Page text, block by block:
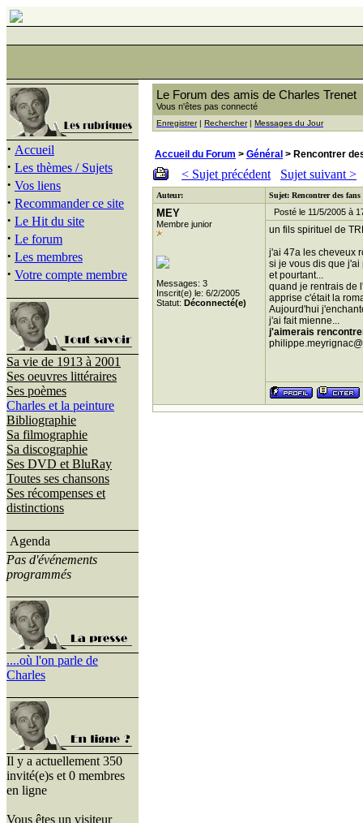
· Accueil
· Les thèmes / Sujets
· Vos liens
· Recommander ce site
· Le Hit du site
· Le forum
· Les membres
· Votre compte membre
Sa vie de 1913 à 2001
Ses oeuvres littéraires
Ses poèmes
Charles et la peinture
Bibliographie
Sa filmographie
Sa discographie
Ses DVD et BluRay
Toutes ses chansons
Ses récompenses et
distinctions
Agenda
Pas d'événements
programmés
....où l'on parle de
Charles
Il y a actuellement 350
invité(e)s et 0 membres
en ligne
Vous êtes un visiteur
Le Forum des amis de Charles Trenet
Vous n'êtes pas connecté
Enregistrer| Rechercher| Messages du Jour
Accueil du Forum > Général > Rencontrer
< Sujet précédent Sujet suivant >
Auteur: Sujet: Rencontrer des
MEY
Membre junior
Messages: 3
Inscrit(e) le: 6/2/2005
Statut: Déconnecté(e)
Posté le 11/5/2005 à
un fils spirituel de
j'ai 47a les cheveux
si je vous dis que j'ai
et pourtant...
quand je rentrais de
apprise c'était la
Aujourd'hui
j'ai fait mienne...
j'aimerais